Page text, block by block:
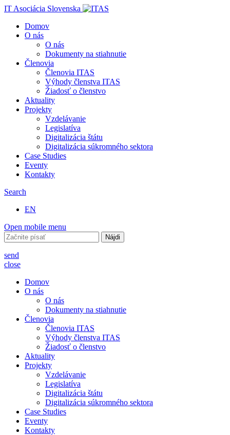
IT Asociácia Slovenska
Domov
O nás
O nás
Dokumenty na stiahnutie
Členovia
Členovia ITAS
Výhody členstva ITAS
Žiadosť o členstvo
Aktuality
Projekty
Vzdelávanie
Legislatíva
Digitalizácia štátu
Digitalizácia súkromného sektora
Case Studies
Eventy
Kontakty
Search
EN
Open mobile menu
Hľadať:
send
close
Domov
O nás
O nás
Dokumenty na stiahnutie
Členovia
Členovia ITAS
Výhody členstva ITAS
Žiadosť o členstvo
Aktuality
Projekty
Vzdelávanie
Legislatíva
Digitalizácia štátu
Digitalizácia súkromného sektora
Case Studies
Eventy
Kontakty